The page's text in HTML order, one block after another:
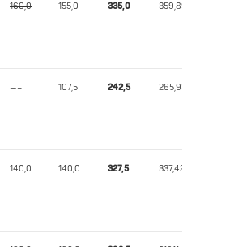
160,0 155,0 335,0 359,89
—– 107,5 242,5 265,93
140,0 140,0 327,5 337,42